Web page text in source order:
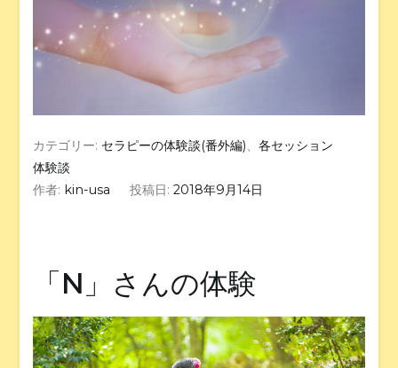
カテゴリー: セラピーの体験談(番外編)、各セッション
体験談
作者: kin-usa 投稿日: 2018年9月14日
「N」さんの体験